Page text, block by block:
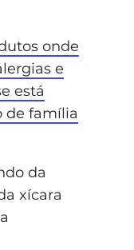
onde
e
está
de família
da
xícara